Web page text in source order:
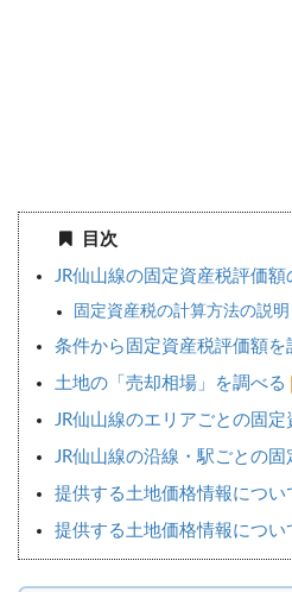
目次
JR仙山線の固定資産税評価
固定資産税の計算方法の説明
条件から固定資産税評価額を
土地の「売却相場」を調べる
JR仙山線のエリアごとの固
JR仙山線の沿線・駅ごとの
提供する土地価格情報につい
提供する土地価格情報につい